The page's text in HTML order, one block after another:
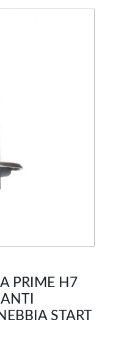
PRIME H7
START